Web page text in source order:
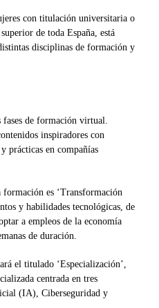
con titulación universitaria o
de toda España, está
disciplinas de formación y
de formación virtual.
inspiradores con
prácticas en compañías
formación es ‘Transformación
y habilidades tecnológicas, de
a empleos de la economía
de duración.
el titulado ‘Especialización’,
centrada en tres
(IA), Ciberseguridad y